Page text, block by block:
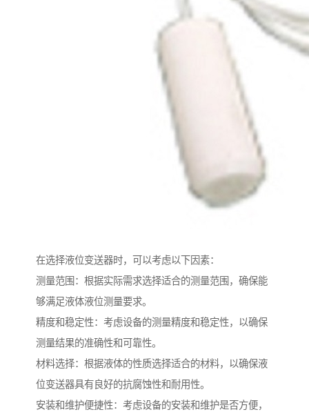
在选择液位变送器时，可以考虑以下因素：
测量范围：根据实际需求选择适合的测量范围，确保能
够满足液体液位测量要求。
精度和稳定性：考虑设备的测量精度和稳定性，以确保
测量结果的准确性和可靠性。
材料选择：根据液体的性质选择适合的材料，以确保液
位变送器具有良好的抗腐蚀性和耐用性。
安装和维护便捷性：考虑设备的安装和维护是否方便，